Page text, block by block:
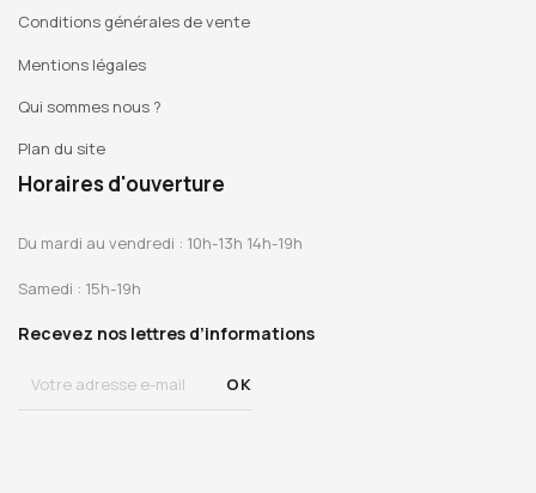
Conditions générales de vente
Mentions légales
Qui sommes nous ?
Plan du site
Horaires d'ouverture
Du mardi au vendredi : 10h-13h 14h-19h
Samedi : 15h-19h
Recevez nos lettres d’informations